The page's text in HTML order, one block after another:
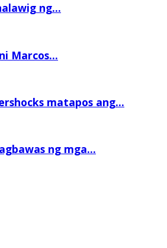
ng...
Marcos...
matapos ang...
ng mga...